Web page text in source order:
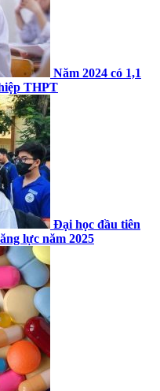
Năm 2024 có 1,1
THPT
Đại học đầu tiên
lực năm 2025